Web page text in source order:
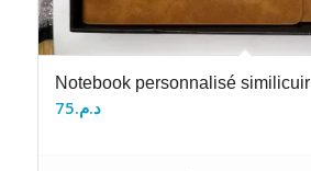
Notebook personnalisé similicuir
د.م.75